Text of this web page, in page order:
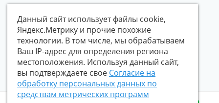
конфиденциальности
Форма согласия на
обработку персональных
данных пользователя сайта
Согласие на обработку
персональных данных
посредством метрических
программ
Данный сайт использует файлы cookie,
Яндекс.Метрику и прочие похожие
технологии. В том числе, мы обрабатываем
Ваш IP-адрес для определения региона
местоположения. Используя данный сайт,
вы подтверждаете свое Согласие на
обработку персональных данных по
средствам метрических программ